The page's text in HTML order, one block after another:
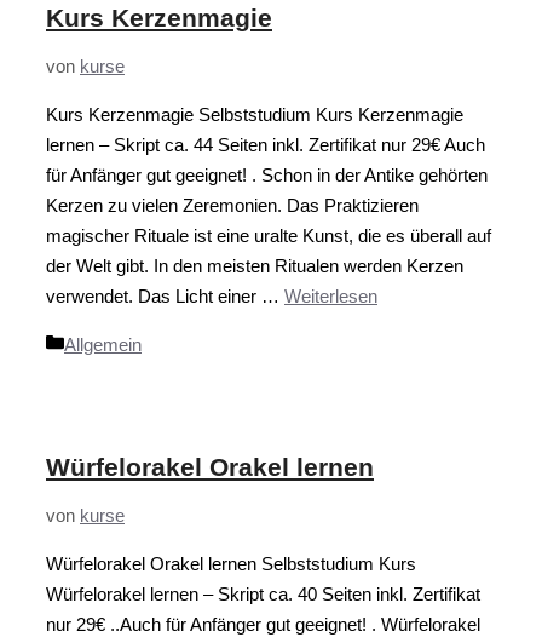
Kurs Kerzenmagie
von kurse
Kurs Kerzenmagie Selbststudium Kurs Kerzenmagie
lernen – Skript ca. 44 Seiten inkl. Zertifikat nur 29€ Auch
für Anfänger gut geeignet! . Schon in der Antike gehörten
Kerzen zu vielen Zeremonien. Das Praktizieren
magischer Rituale ist eine uralte Kunst, die es überall auf
der Welt gibt. In den meisten Ritualen werden Kerzen
verwendet. Das Licht einer … Weiterlesen
Kategorien
Allgemein
Würfelorakel Orakel lernen
von kurse
Würfelorakel Orakel lernen Selbststudium Kurs
Würfelorakel lernen – Skript ca. 40 Seiten inkl. Zertifikat
nur 29€ ..Auch für Anfänger gut geeignet! . Würfelorakel